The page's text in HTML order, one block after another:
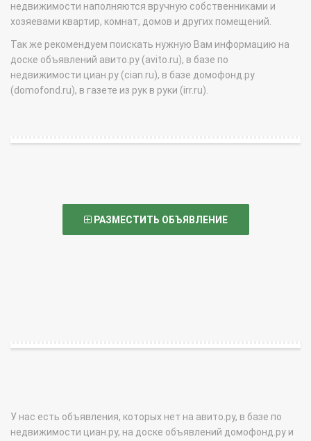
недвижимости наполняются вручную собственниками и
хозяевами квартир, комнат, домов и других помещений.
Так же рекомендуем поискать нужную Вам информацию на
доске объявлений авито.ру (avito.ru), в базе по
недвижимости циан.ру (cian.ru), в базе домофонд.ру
(domofond.ru), в газете из рук в руки (irr.ru).
РАЗМЕСТИТЬ ОБЪЯВЛЕНИЕ
У нас есть объявления, которых нет на авито.ру, в базе по
недвижимости циан.ру, на доске объявлений домофонд.ру и